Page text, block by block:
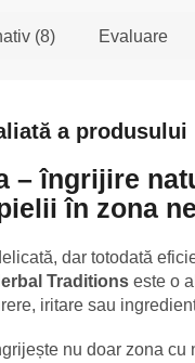
(8) Evaluare
a produsului
– îngrijire
în zona
dar totodată
Traditions este o
iritare sau
nu doar zona cu